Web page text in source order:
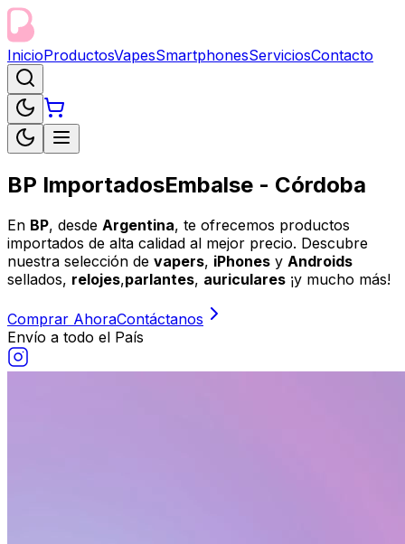
InicioProductosVapesSmartphonesServiciosContacto
BP ImportadosEmbalse - Córdoba
En BP, desde Argentina, te ofrecemos productos
importados de alta calidad al mejor precio. Descubre
nuestra selección de vapers, iPhones y Androids
sellados, relojes,parlantes, auriculares ¡y mucho más!
Comprar AhoraContáctanos
Envío a todo el País